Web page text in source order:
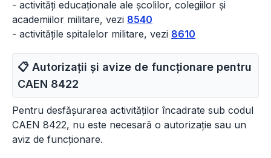
- activități educaționale ale școlilor, colegiilor și
academiilor militare, vezi 8540
- activitățile spitalelor militare, vezi 8610
📋 Autorizații și avize de funcționare pentru
CAEN 8422
Pentru desfășurarea activităților încadrate sub codul
CAEN 8422, nu este necesară o autorizație sau un
aviz de funcționare.